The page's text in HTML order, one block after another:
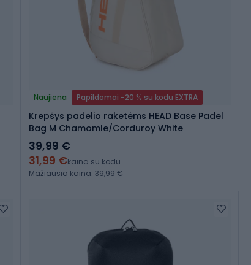
Naujiena Papildomai -20 % su kodu EXTRA
Krepšys padelio raketėms HEAD Base Padel
Bag M Chamomle/Corduroy White
39,99 €
31,99 €kaina su kodu
Mažiausia kaina: 39,99 €